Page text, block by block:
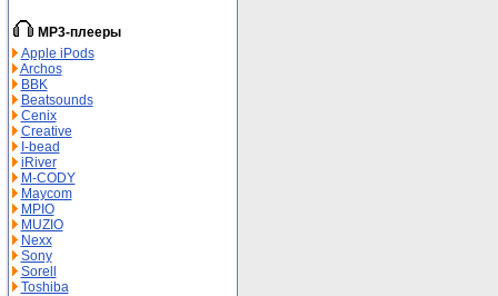
MP3-плееры
Apple iPods
Archos
BBK
Beatsounds
Cenix
Creative
I-bead
iRiver
M-СODY
Maycom
MPIO
MUZIO
Nexx
Sony
Sorell
Toshiba